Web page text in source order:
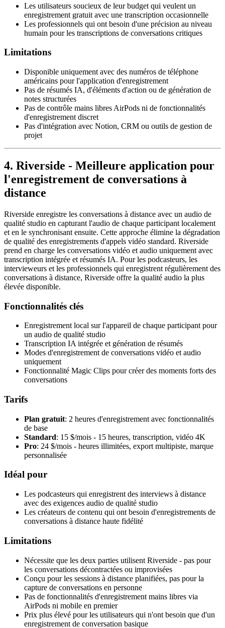
Les utilisateurs soucieux de leur budget qui veulent un
enregistrement gratuit avec une transcription occasionnelle
Les professionnels qui ont besoin d'une précision au niveau
humain pour les transcriptions de conversations critiques
Limitations
Disponible uniquement avec des numéros de téléphone
américains pour l'application d'enregistrement
Pas de résumés IA, d'éléments d'action ou de génération de
notes structurées
Pas de contrôle mains libres AirPods ni de fonctionnalités
d'enregistrement discret
Pas d'intégration avec Notion, CRM ou outils de gestion de
projet
4. Riverside - Meilleure application pour
l'enregistrement de conversations à
distance
Riverside enregistre les conversations à distance avec un audio de
qualité studio en capturant l'audio de chaque participant localement
et en le synchronisant ensuite. Cette approche élimine la dégradation
de qualité des enregistrements d'appels vidéo standard. Riverside
prend en charge les conversations vidéo et audio uniquement avec
transcription intégrée et résumés IA. Pour les podcasteurs, les
intervieweurs et les professionnels qui enregistrent régulièrement des
conversations à distance, Riverside offre la qualité audio la plus
élevée disponible.
Fonctionnalités clés
Enregistrement local sur l'appareil de chaque participant pour
un audio de qualité studio
Transcription IA intégrée et génération de résumés
Modes d'enregistrement de conversations vidéo et audio
uniquement
Fonctionnalité Magic Clips pour créer des moments forts des
conversations
Tarifs
Plan gratuit: 2 heures d'enregistrement avec fonctionnalités
de base
Standard: 15 $/mois - 15 heures, transcription, vidéo 4K
Pro: 24 $/mois - heures illimitées, export multipiste, marque
personnalisée
Idéal pour
Les podcasteurs qui enregistrent des interviews à distance
avec des exigences audio de qualité studio
Les créateurs de contenu qui ont besoin d'enregistrements de
conversations à distance haute fidélité
Limitations
Nécessite que les deux parties utilisent Riverside - pas pour
les conversations décontractées ou improvisées
Conçu pour les sessions à distance planifiées, pas pour la
capture de conversations en personne
Pas de fonctionnalités d'enregistrement mains libres via
AirPods ni mobile en premier
Prix plus élevé pour les utilisateurs qui n'ont besoin que d'un
enregistrement de conversation basique